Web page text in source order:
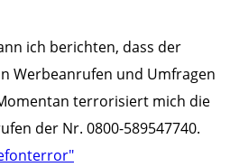
ich berichten, dass der
Werbeanrufen und Umfragen
terrorisiert mich die
der Nr. 0800-589547740.